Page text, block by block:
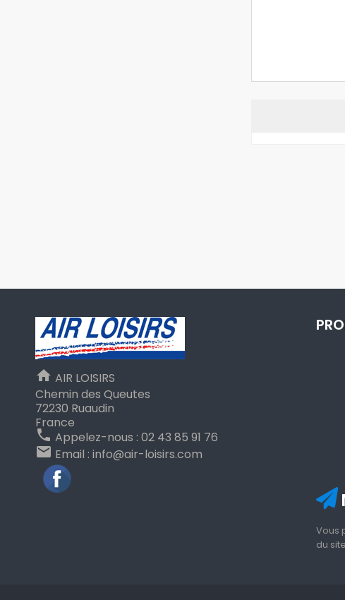
home AIR LOISIRS
Chemin des Queutes
72230 Ruaudin
France
phone Appelez-nous : 02 43 85 91 76
email Email : info@air-loisirs.com
Vous
du